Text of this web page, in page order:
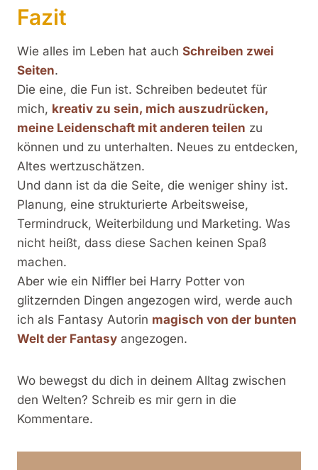
Fazit
Wie alles im Leben hat auch Schreiben zwei
Seiten.
Die eine, die Fun ist. Schreiben bedeutet für
mich, kreativ zu sein, mich auszudrücken,
meine Leidenschaft mit anderen teilen zu
können und zu unterhalten. Neues zu entdecken,
Altes wertzuschätzen.
Und dann ist da die Seite, die weniger shiny ist.
Planung, eine strukturierte Arbeitsweise,
Termindruck, Weiterbildung und Marketing. Was
nicht heißt, dass diese Sachen keinen Spaß
machen.
Aber wie ein Niffler bei Harry Potter von
glitzernden Dingen angezogen wird, werde auch
ich als Fantasy Autorin magisch von der bunten
Welt der Fantasy angezogen.
Wo bewegst du dich in deinem Alltag zwischen
den Welten? Schreib es mir gern in die
Kommentare.